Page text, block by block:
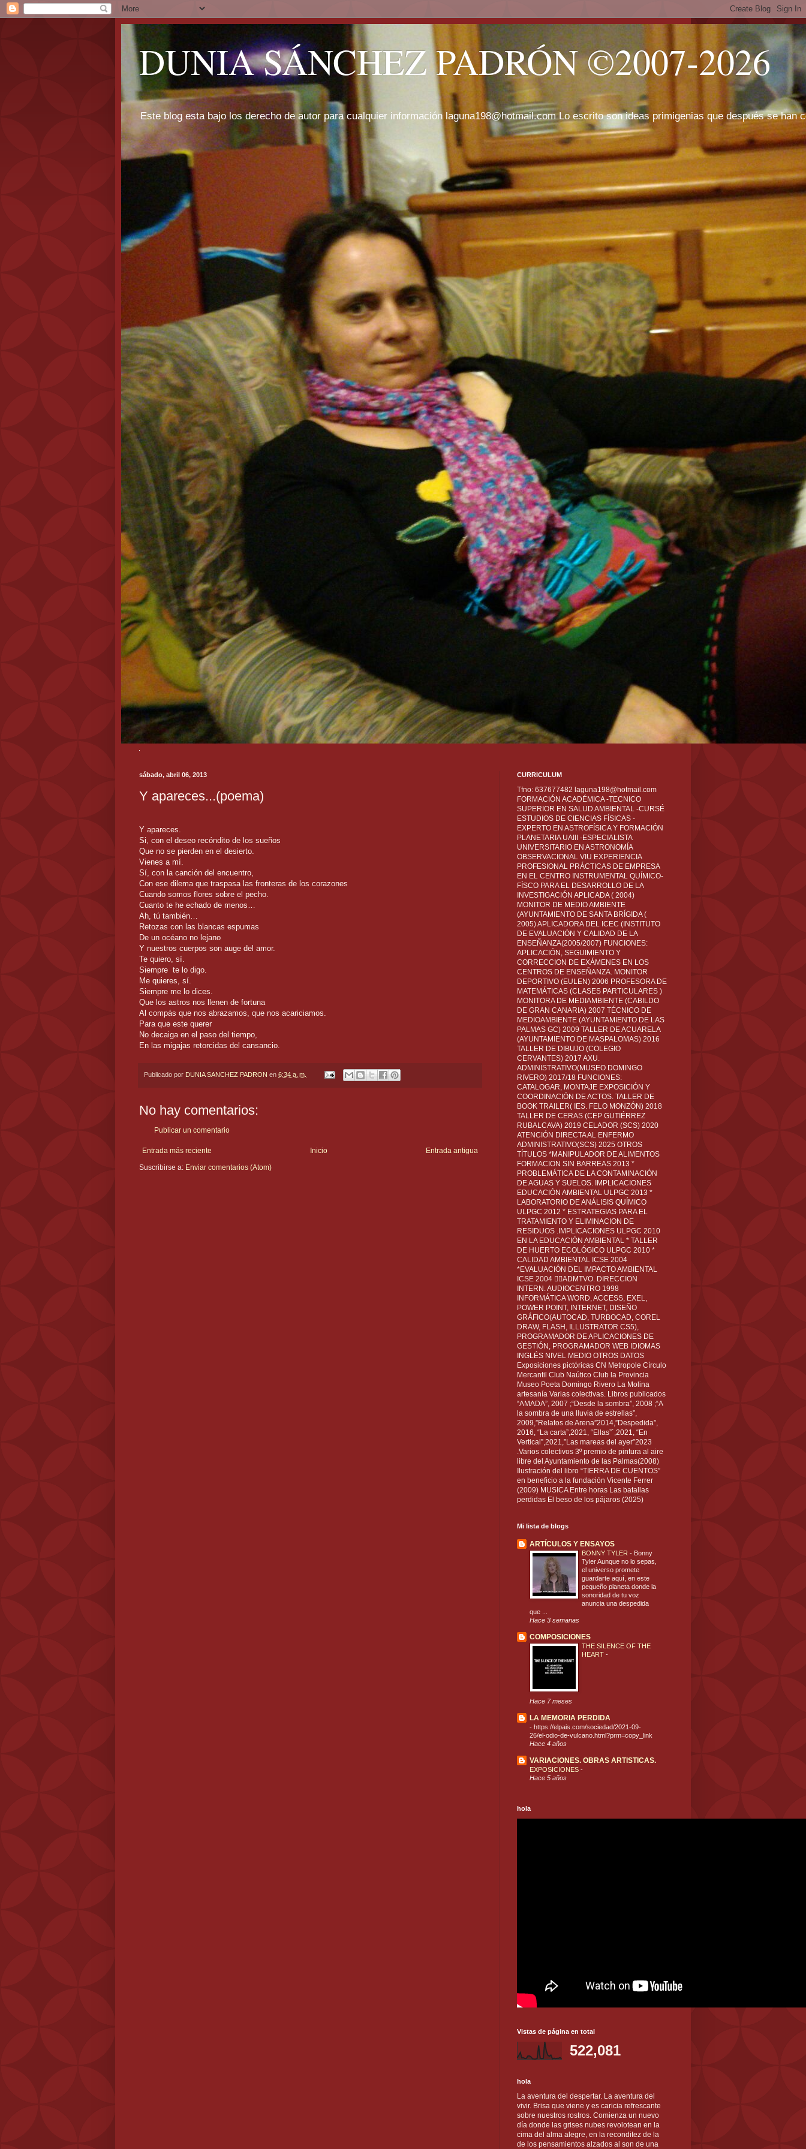
DUNIA SÁNCHEZ PADRÓN ©2007-2026
Este blog esta bajo los derecho de autor para cualquier información laguna198@hotmail.com Lo escrito son ideas primigenias que después se han
sábado, abril 06, 2013
Y apareces...(poema)
Y apareces.
Si, con el deseo recóndito de los sueños
Que no se pierden en el desierto.
Vienes a mí.
Sí, con la canción del encuentro,
Con ese dilema que traspasa las fronteras de los corazones
Cuando somos flores sobre el pecho.
Cuanto te he echado de menos…
Ah, tú también…
Retozas con las blancas espumas
De un océano no lejano
Y nuestros cuerpos son auge del amor.
Te quiero, sí.
Siempre te lo digo.
Me quieres, sí.
Siempre me lo dices.
Que los astros nos llenen de fortuna
Al compás que nos abrazamos, que nos acariciamos.
Para que este querer
No decaiga en el paso del tiempo,
En las migajas retorcidas del cansancio.
Publicado por DUNIA SANCHEZ PADRON en 6:34 a. m.
No hay comentarios:
Publicar un comentario
Entrada más reciente Entrada antigua
Inicio
Suscribirse a: Enviar comentarios (Atom)
CURRICULUM
Tfno: 637677482 laguna198@hotmail.com
FORMACIÓN ACADÉMICA -TECNICO
SUPERIOR EN SALUD AMBIENTAL -CURSÉ
ESTUDIOS DE CIENCIAS FÍSICAS -
EXPERTO EN ASTROFÍSICA Y FORMACIÓN
PLANETARIA UAIII -ESPECIALISTA
UNIVERSITARIO EN ASTRONOMÍA
OBSERVACIONAL VIU EXPERIENCIA
PROFESIONAL PRÁCTICAS DE EMPRESA
EN EL CENTRO INSTRUMENTAL QUÍMICO-
FÍSCO PARA EL DESARROLLO DE LA
INVESTIGACIÓN APLICADA ( 2004)
MONITOR DE MEDIO AMBIENTE
(AYUNTAMIENTO DE SANTA BRÍGIDA (
2005) APLICADORA DEL ICEC (INSTITUTO
DE EVALUACIÓN Y CALIDAD DE LA
ENSEÑANZA(2005/2007) FUNCIONES:
APLICACIÓN, SEGUIMIENTO Y
CORRECCION DE EXÁMENES EN LOS
CENTROS DE ENSEÑANZA. MONITOR
DEPORTIVO (EULEN) 2006 PROFESORA DE
MATEMÁTICAS (CLASES PARTICULARES )
MONITORA DE MEDIAMBIENTE (CABILDO
DE GRAN CANARIA) 2007 TÉCNICO DE
MEDIOAMBIENTE (AYUNTAMIENTO DE LAS
PALMAS GC) 2009 TALLER DE ACUARELA
(AYUNTAMIENTO DE MASPALOMAS) 2016
TALLER DE DIBUJO (COLEGIO
CERVANTES) 2017 AXU.
ADMINISTRATIVO(MUSEO DOMINGO
RIVERO) 2017/18 FUNCIONES:
CATALOGAR, MONTAJE EXPOSICIÓN Y
COORDINACIÓN DE ACTOS. TALLER DE
BOOK TRAILER( IES. FELO MONZÓN) 2018
TALLER DE CERAS (CEP GUTIÉRREZ
RUBALCAVA) 2019 CELADOR (SCS) 2020
ATENCIÓN DIRECTA AL ENFERMO
ADMINISTRATIVO(SCS) 2025 OTROS
TÍTULOS *MANIPULADOR DE ALIMENTOS
FORMACION SIN BARREAS 2013 *
PROBLEMÁTICA DE LA CONTAMINACIÓN
DE AGUAS Y SUELOS. IMPLICACIONES
EDUCACIÓN AMBIENTAL ULPGC 2013 *
LABORATORIO DE ANÁLISIS QUÍMICO
ULPGC 2012 * ESTRATEGIAS PARA EL
TRATAMIENTO Y ELIMINACION DE
RESIDUOS .IMPLICACIONES ULPGC 2010
EN LA EDUCACIÓN AMBIENTAL * TALLER
DE HUERTO ECOLÓGICO ULPGC 2010 *
CALIDAD AMBIENTAL ICSE 2004
*EVALUACIÓN DEL IMPACTO AMBIENTAL
ICSE 2004 ADMTVO. DIRECCION
INTERN. AUDIOCENTRO 1998
INFORMÁTICA WORD, ACCESS, EXEL,
POWER POINT, INTERNET, DISEÑO
GRÁFICO(AUTOCAD, TURBOCAD, COREL
DRAW, FLASH, ILLUSTRATOR CS5),
PROGRAMADOR DE APLICACIONES DE
GESTIÓN, PROGRAMADOR WEB IDIOMAS
INGLÉS NIVEL MEDIO OTROS DATOS
Exposiciones pictóricas CN Metropole Círculo
Mercantil Club Naútico Club la Provincia
Museo Poeta Domingo Rivero La Molina
artesanía Varias colectivas. Libros publicados
“AMADA”, 2007 ;“Desde la sombra”, 2008 ;“A
la sombra de una lluvia de estrellas”,
2009,”Relatos de Arena”2014,”Despedida”,
2016, “La carta”,2021, “Ellas”´,2021, “En
Vertical”,2021,”Las mareas del ayer”2023
.Varios colectivos 3º premio de pintura al aire
libre del Ayuntamiento de las Palmas(2008)
Ilustración del libro “TIERRA DE CUENTOS”
en beneficio a la fundación Vicente Ferrer
(2009) MUSICA Entre horas Las batallas
perdidas El beso de los pájaros (2025)
Mi lista de blogs
ARTÍCULOS Y ENSAYOS
BONNY TYLER - Bonny
Tyler Aunque no lo sepas,
el universo promete
guardarte aquí, en este
pequeño planeta donde la
sonoridad de tu voz
anuncia una despedida
que ...
Hace 3 semanas
COMPOSICIONES
THE SILENCE OF THE
HEART -
Hace 7 meses
LA MEMORIA PERDIDA
- https://elpais.com/sociedad/2021-09-
26/el-odio-de-vulcano.html?prm=copy_link
Hace 4 años
VARIACIONES. OBRAS ARTISTICAS.
EXPOSICIONES -
Hace 5 años
hola
Vistas de página en total
522,081
hola
La aventura del despertar. La aventura del
vivir. Brisa que viene y es caricia refrescante
sobre nuestros rostros. Comienza un nuevo
día donde las grises nubes revolotean en la
cima del alma alegre, en la reconditez de la
de los pensamientos alzados al son de una